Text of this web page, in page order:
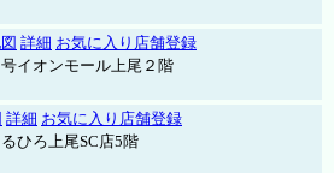
詳細 お気に入り店舗登録
イオンモール上尾２階
詳細 お気に入り店舗登録
ひろ上尾SC店5階